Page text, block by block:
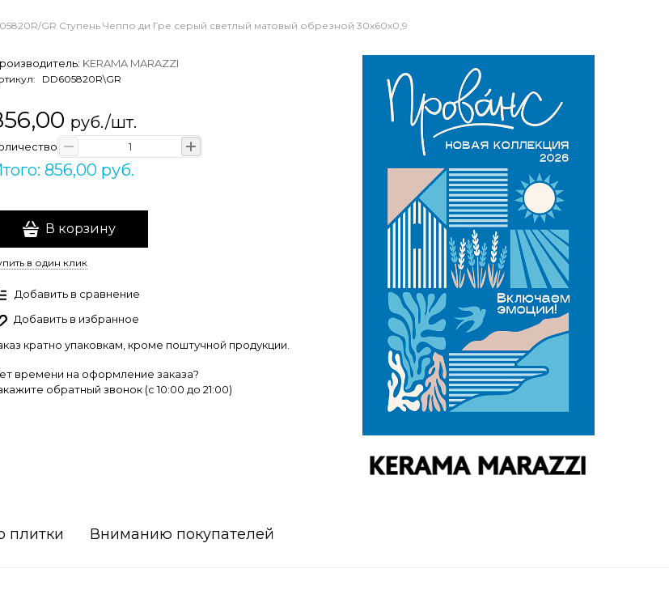
GR Ступень Чеппо ди Гре серый светлый матовый обрезной 30x60x0,9
KERAMA MARAZZI
DD605820R\GR
руб./шт.
856,00 руб.
В корзину
в один клик
Добавить в сравнение
Добавить в избранное
кратно упаковкам, кроме поштучной продукции.
времени на оформление заказа?
обратный звонок (c 10:00 до 21:00)
плитки Вниманию покупателей